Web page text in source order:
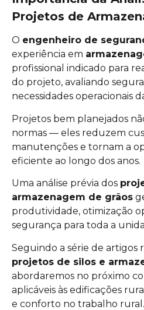
Projetos de
O engenheiro de
experiência em
profissional indicado para
do projeto, avaliando
necessidades operacionais
Projetos bem planejados
normas — eles reduzem
manutenções e tornam a
eficiente ao longo dos anos.
Uma análise prévia dos
armazenagem de grãos
produtividade, otimização
segurança para toda a
Seguindo a série de artigos
projetos de silos e
abordaremos no próximo
aplicáveis às edificações
e conforto no trabalho rural.